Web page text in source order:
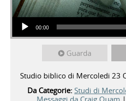
Audio Player
00:00
Guarda
Studio biblico di Mercoledi 23
Da Categorie: Studi di